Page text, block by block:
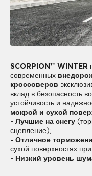
SCORPION™ WINTER
современных
кроссоверов
вклад в безопасность
устойчивость и
мокрой и сухой
- Лучшие на снегу
сцепление);
- Отличное
сухой поверхностях
- Низкий уровень